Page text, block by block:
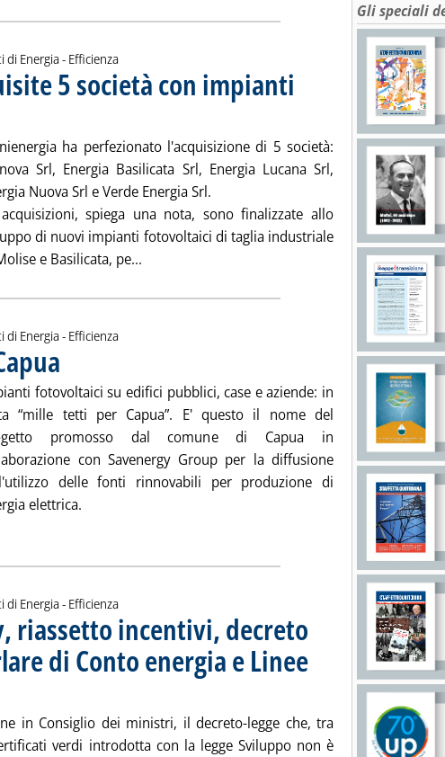
di Energia - Efficienza
5 società con impianti
24 maggio 2010 alle 14.55.
ha perfezionato l'acquisizione di 5 società:
Srl, Energia Basilicata Srl, Energia Lucana Srl,
Nuova Srl e Verde Energia Srl.
spiega una nota, sono finalizzate allo
di nuovi impianti fotovoltaici di taglia industriale
e Basilicata, pe... Leggi tutta la notizia: 'Ternienergia, acquisite
di Energia - Efficienza
fotovoltaici su edifici pubblici, case e aziende: in
“mille tetti per Capua”. E' questo il nome del
promosso dal comune di Capua in
con Savenergy Group per la diffusione
delle fonti rinnovabili per produzione di
elettrica.
di Energia - Efficienza
riassetto incentivi, decreto
di Conto energia e Linee
alle 14.48.
in Consiglio dei ministri, il decreto-legge che, tra
verdi introdotta con la legge Sviluppo non è
Gli speciali